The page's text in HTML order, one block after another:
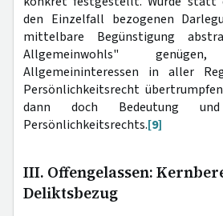
den Einzelfall bezogenen
mittelbare Begünstigung
Allgemeinwohls"
Allgemeininteressen in aller
Persönlichkeitsrecht
dann doch Bedeutung
Persönlichkeitsrechts.[9]
III. Offengelassen:
Deliktsbezug